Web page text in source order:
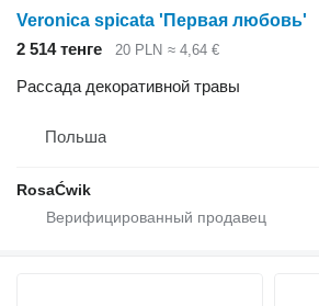
Veronica spicata 'Первая любовь'
2 514 тенге
20 PLN ≈ 4,64 €
Рассада декоративной травы
Польша
RosaĆwik